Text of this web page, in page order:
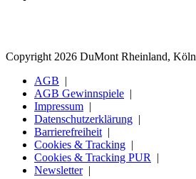
Copyright 2026 DuMont Rheinland, Köln
AGB
AGB Gewinnspiele
Impressum
Datenschutzerklärung
Barrierefreiheit
Cookies & Tracking
Cookies & Tracking PUR
Newsletter